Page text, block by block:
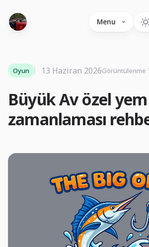
Menu
Büyük Av özel yem
zamanlaması
Oyun 13 Haziran 2026Görüntülenme